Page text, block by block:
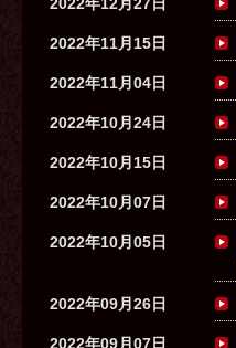
2022年11月15日
2022年11月04日
2022年10月24日
2022年10月15日
2022年10月07日
2022年10月05日
2022年09月26日
2022年09月07日